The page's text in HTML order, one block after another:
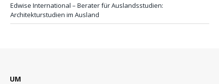
Edwise International – Berater für Auslandsstudien:
Architekturstudien im Ausland
UM